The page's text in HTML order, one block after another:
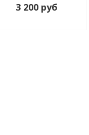
3 200 руб